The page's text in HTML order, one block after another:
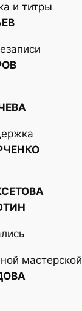
и титры
мастерской